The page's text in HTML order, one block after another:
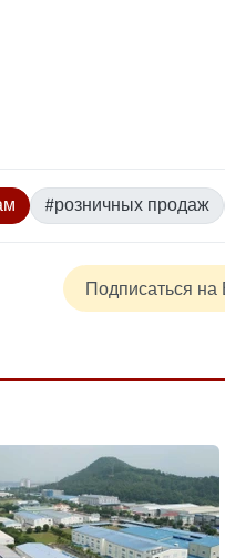
#розничных продаж
Подписаться